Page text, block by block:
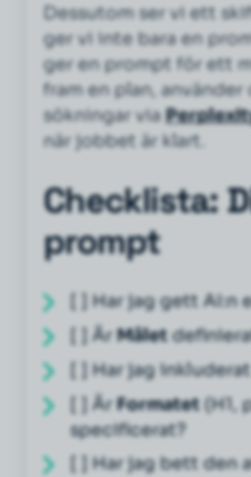
Dessutom ser vi ett
ger vi inte bara en
ger en prompt för ett
fram en plan,
sökningar via
när jobbet är klart.
Checklista:
prompt
[ ] Har jag gett
[ ] ÄrMålet
[ ] Har jag
[ ] ÄrFormatet(H1,
specificerat?
[ ] Har jag bett den